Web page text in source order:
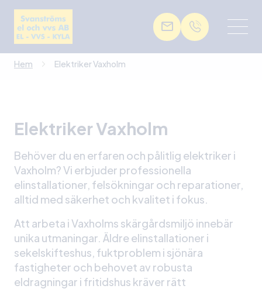
Hem Elektriker Vaxholm
Elektriker Vaxholm
Behöver du en erfaren och pålitlig elektriker i
Vaxholm? Vi erbjuder professionella
elinstallationer, felsökningar och reparationer,
alltid med säkerhet och kvalitet i fokus.
Att arbeta i Vaxholms skärgårdsmiljö innebär
unika utmaningar. Äldre elinstallationer i
sekelskifteshus, fuktproblem i sjönära
fastigheter och behovet av robusta
eldragningar i fritidshus kräver rätt